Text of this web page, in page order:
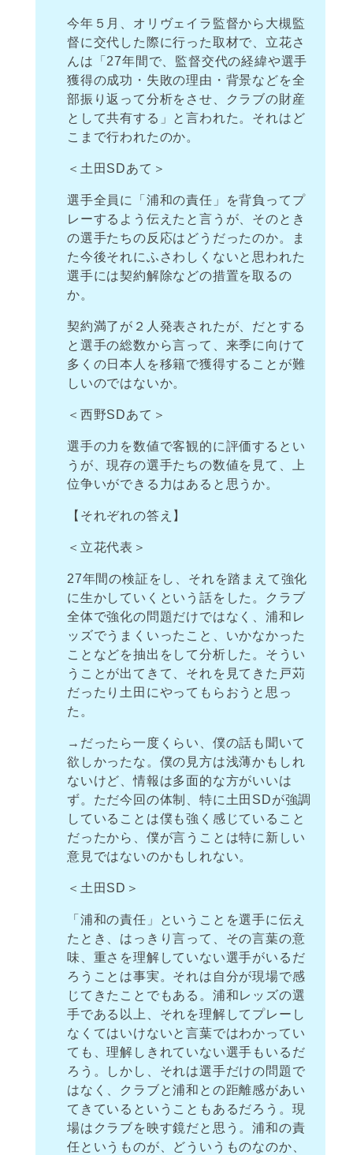
今年５月、オリヴェイラ監督から大槻監
督に交代した際に行った取材で、立花さ
んは「27年間で、監督交代の経緯や選手
獲得の成功・失敗の理由・背景などを全
部振り返って分析をさせ、クラブの財産
として共有する」と言われた。それはど
こまで行われたのか。
＜土田SDあて＞
選手全員に「浦和の責任」を背負ってプ
レーするよう伝えたと言うが、そのとき
の選手たちの反応はどうだったのか。ま
た今後それにふさわしくないと思われた
選手には契約解除などの措置を取るの
か。
契約満了が２人発表されたが、だとする
と選手の総数から言って、来季に向けて
多くの日本人を移籍で獲得することが難
しいのではないか。
＜西野SDあて＞
選手の力を数値で客観的に評価するとい
うが、現存の選手たちの数値を見て、上
位争いができる力はあると思うか。
【それぞれの答え】
＜立花代表＞
27年間の検証をし、それを踏まえて強化
に生かしていくという話をした。クラブ
全体で強化の問題だけではなく、浦和レ
ッズでうまくいったこと、いかなかった
ことなどを抽出をして分析した。そうい
うことが出てきて、それを見てきた戸苅
だったり土田にやってもらおうと思っ
た。
→だったら一度くらい、僕の話も聞いて
欲しかったな。僕の見方は浅薄かもしれ
ないけど、情報は多面的な方がいいは
ず。ただ今回の体制、特に土田SDが強調
していることは僕も強く感じていること
だったから、僕が言うことは特に新しい
意見ではないのかもしれない。
＜土田SD＞
「浦和の責任」ということを選手に伝え
たとき、はっきり言って、その言葉の意
味、重さを理解していない選手がいるだ
ろうことは事実。それは自分が現場で感
じてきたことでもある。浦和レッズの選
手である以上、それを理解してプレーし
なくてはいけないと言葉ではわかってい
ても、理解しきれていない選手もいるだ
ろう。しかし、それは選手だけの問題で
はなく、クラブと浦和との距離感があい
てきているということもあるだろう。現
場はクラブを映す鏡だと思う。浦和の責
任というものが、どういうものなのか、